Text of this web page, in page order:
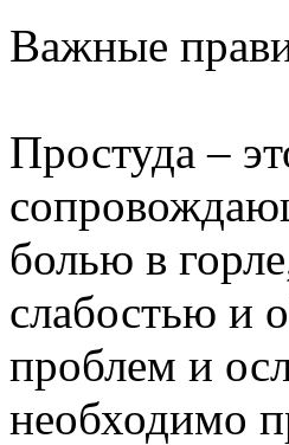
Важные
Простуда –
болью в
слабостью и
проблем и
необходимо